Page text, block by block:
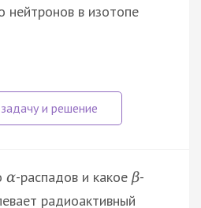
нейтронов в изотопе
α-распадов и какое β-
радиоактивный